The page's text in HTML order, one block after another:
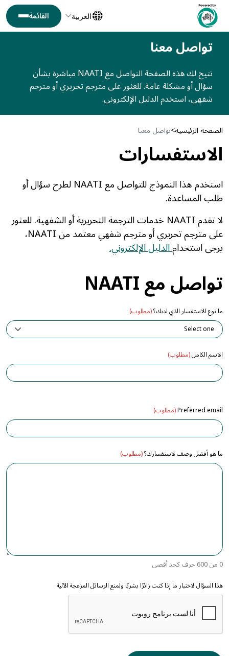
العربية
تواصل معنا
تتيح لك هذه الصفحة التواصل مع NAATI مباشرة بشأن
سؤال أو مشكلة عامة. للعثور على مترجم تحريري أو مترجم
شفهي، استخدم الدليل الإلكتروني.
الصفحة الرئيسية تواصل معنا
الاستفسارات
استخدم هذا النموذج للتواصل مع NAATI لطرح سؤال أو
طلب المساعدة.
لا تقدم NAATI خدمات الترجمة التحريرية أو الشفهية. للعثور
على مترجم تحريري أو مترجم شفهي معتمد من NAATI،
يرجى استخدامالدليل الإلكتروني.
تواصل مع NAATI
ما نوع الاستفسار الذي لديك؟(مطلوب)
الاسم الكامل(مطلوب)
Preferred email(مطلوب)
ما هو أفضل وصف لاستفسارك؟(مطلوب)
0 من 600 حرف كحد أقصى
هذا السؤال لاختبار ما إذا كنت زائرًا بشريًا ولمنع الرسائل المزعجة الآلية